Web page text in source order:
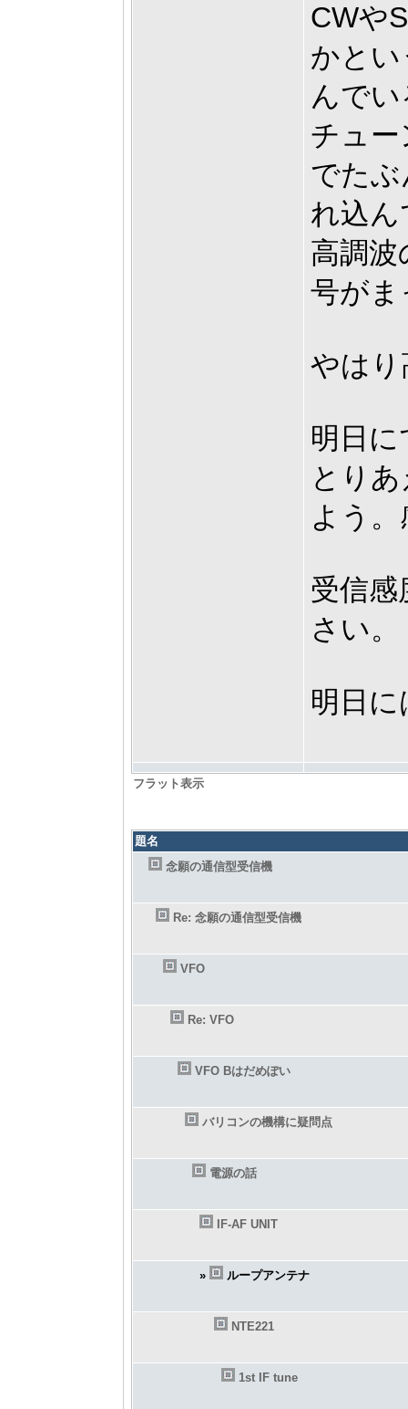
CWや
かと
んで
チュ
でた
れ込
高調
号がま
やはり
明日
とり
よう
受信
さい。
明日
フラット表示
題名
念願の通信型受信機
Re: 念願の通信型受信機
VFO
Re: VFO
VFO Bはだめぽい
バリコンの機構に疑問点
電源の話
IF-AF UNIT
» ループアンテナ
NTE221
1st IF tune